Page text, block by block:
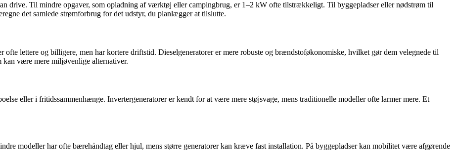
drive. Til mindre opgaver, som opladning af værktøj eller campingbrug, er 1–2 kW ofte tilstrækkeligt. Til byggepladser eller nødstrøm til
det samlede strømforbrug for det udstyr, du planlægger at tilslutte.
ofte lettere og billigere, men har kortere driftstid. Dieselgeneratorer er mere robuste og brændstoføkonomiske, hvilket gør dem velegnede til
kan være mere miljøvenlige alternativer.
eller i fritidssammenhænge. Invertergeneratorer er kendt for at være mere støjsvage, mens traditionelle modeller ofte larmer mere. Et
modeller har ofte bærehåndtag eller hjul, mens større generatorer kan kræve fast installation. På byggepladser kan mobilitet være afgørende